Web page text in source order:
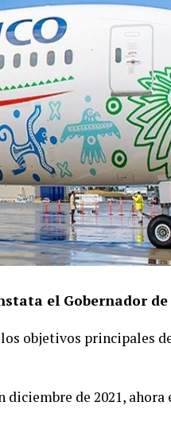
el Gobernador de
objetivos principales
de 2021,